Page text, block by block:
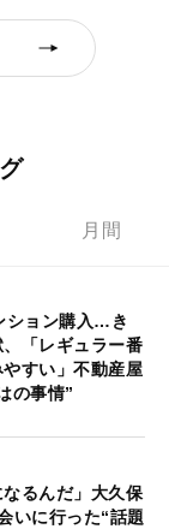
月間
ション購入…き
「レギュラー番
すい」不動産屋
の事情”
なるんだ」大久保
いに行った“話題